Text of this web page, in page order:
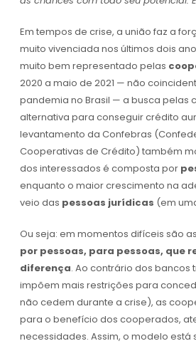
Em tempos de crise, a união faz a
muito vivenciada nos últimos dois
muito bem representado pelas
2020 a maio de 2021 — não
pandemia no Brasil — a busca pelas
alternativa para conseguir crédito
levantamento da Confebras
Cooperativas de Crédito) também
dos interessados é composta por
enquanto o maior crescimento na
veio das pessoas jurídicas (em
Ou seja: em momentos difíceis são
por pessoas, para pessoas, que
diferença. Ao contrário dos bancos
impõem mais restrições para
não cedem durante a crise), as
para o benefício dos cooperados,
necessidades. Assim, o modelo